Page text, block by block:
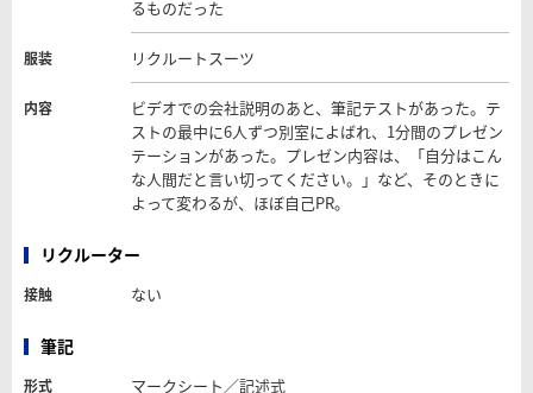
るものだった
服装 リクルートスーツ
内容
ビデオでの会社説明のあと、筆記テストがあった。テ
ストの最中に6人ずつ別室によばれ、1分間のプレゼン
テーションがあった。プレゼン内容は、「自分はこん
な人間だと言い切ってください。」など、そのときに
よって変わるが、ほぼ自己PR。
リクルーター
接触 ない
筆記
形式 マークシート／記述式